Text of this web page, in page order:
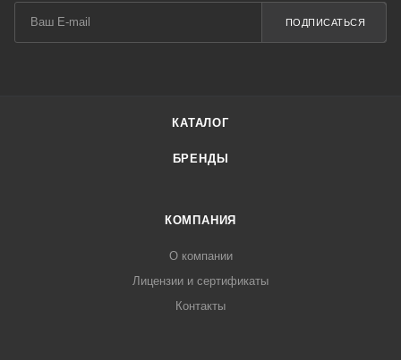
ПОДПИСАТЬСЯ
КАТАЛОГ
БРЕНДЫ
КОМПАНИЯ
О компании
Лицензии и сертификаты
Контакты